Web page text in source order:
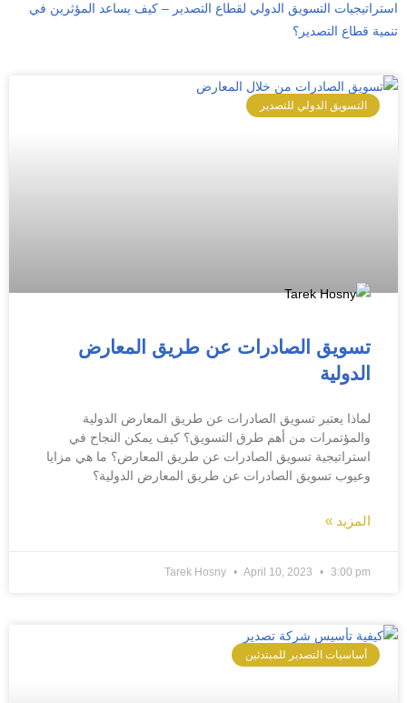
استراتيجيات التسويق الدولي لقطاع التصدير – كيف يساعد المؤثرين في
تنمية قطاع التصدير؟
التسويق الدولي للتصدير
تسويق الصادرات عن طريق المعارض
الدولية
لماذا يعتبر تسويق الصادرات عن طريق المعارض الدولية
والمؤتمرات من أهم طرق التسويق؟ كيف يمكن النجاح في
استراتيجية تسويق الصادرات عن طريق المعارض؟ ما هي مزايا
وعيوب تسويق الصادرات عن طريق المعارض الدولية؟
المزيد »
Tarek Hosny April 10, 2023 3:00 pm
أساسيات التصدير للمبتدئين